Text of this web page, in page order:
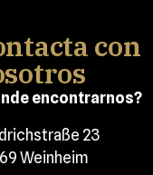
con
encontrarnos?
23
Weinheim